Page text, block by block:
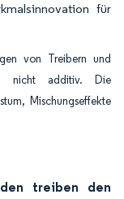
für
von Treibern und
nicht additiv. Die
Mischungseffekte
treiben den